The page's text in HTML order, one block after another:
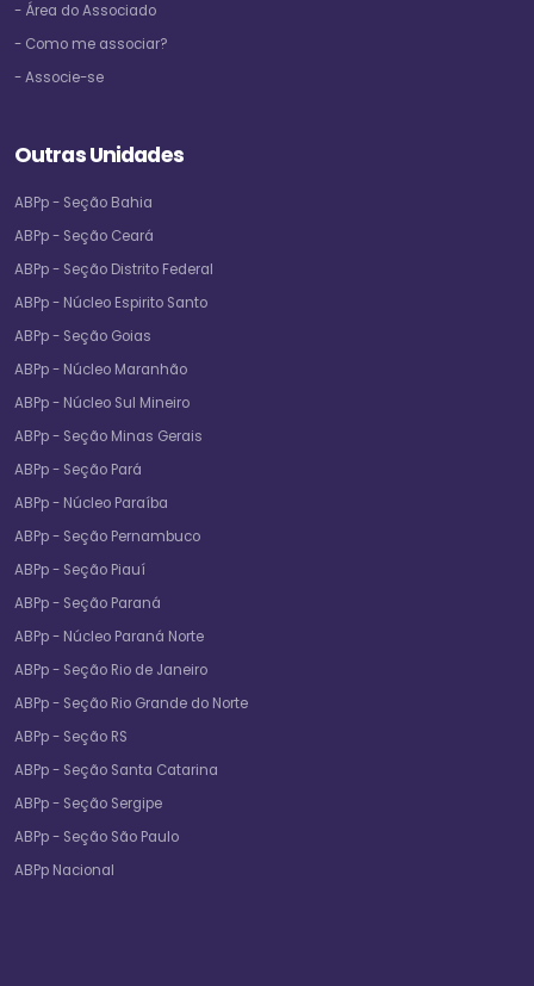
- Área do Associado
- Como me associar?
- Associe-se
Outras Unidades
ABPp - Seção Bahia
ABPp - Seção Ceará
ABPp - Seção Distrito Federal
ABPp - Núcleo Espirito Santo
ABPp - Seção Goias
ABPp - Núcleo Maranhão
ABPp - Núcleo Sul Mineiro
ABPp - Seção Minas Gerais
ABPp - Seção Pará
ABPp - Núcleo Paraíba
ABPp - Seção Pernambuco
ABPp - Seção Piauí
ABPp - Seção Paraná
ABPp - Núcleo Paraná Norte
ABPp - Seção Rio de Janeiro
ABPp - Seção Rio Grande do Norte
ABPp - Seção RS
ABPp - Seção Santa Catarina
ABPp - Seção Sergipe
ABPp - Seção São Paulo
ABPp Nacional